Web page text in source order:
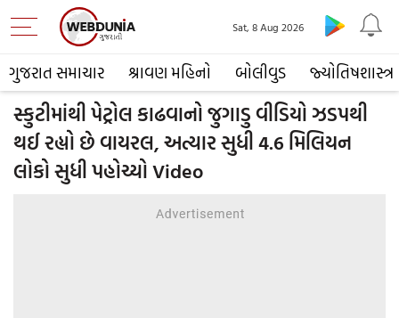
ગુજરાત સમાચાર શ્રાવણ મહિનો બોલીવુડ જ્યોતિષશાસ્ત્ર
Sat, 8 Aug 2026
સ્કુટીમાંથી પેટ્રોલ કાઢવાનો જુગાડુ વીડિયો ઝડપથી
થઈ રહ્યો છે વાયરલ, અત્યાર સુધી 4.6 મિલિયન
લોકો સુધી પહોચ્યો Video